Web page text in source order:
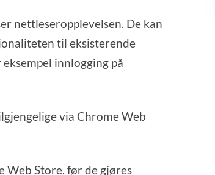
nettleseropplevelsen. De kan
til eksisterende
innlogging på
via Chrome Web
Web Store, før de gjøres